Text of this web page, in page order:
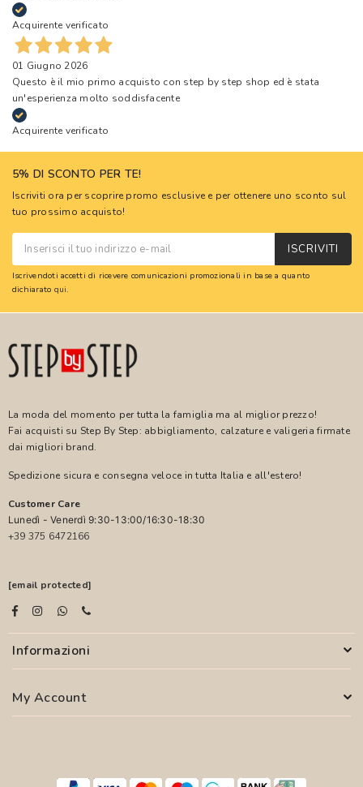
Acquirente verificato
01 Giugno 2026
Questo è il mio primo acquisto con step by step shop ed è stata
un'esperienza molto soddisfacente
Acquirente verificato
5% DI SCONTO PER TE!
Iscriviti ora per scoprire promo esclusive e per ottenere uno sconto sul
tuo prossimo acquisto!
ISCRIVITI
Iscrivendoti accetti di ricevere comunicazioni promozionali in base a quanto
dichiarato qui.
La moda del momento per tutta la famiglia ma al miglior prezzo!
Fai acquisti su Step By Step: abbigliamento, calzature e valigeria firmate
dai migliori brand.
Spedizione sicura e consegna veloce in tutta Italia e all'estero!
Customer Care
Lunedì - Venerdì 9:30-13:00/16:30-18:30
+39 375 6472166
[email protected]
Informazioni
My Account